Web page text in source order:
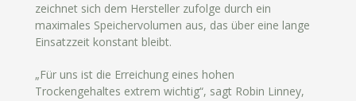
zeichnet sich dem Hersteller zufolge durch ein
maximales Speichervolumen aus, das über eine lange
Einsatzzeit konstant bleibt.
„Für uns ist die Erreichung eines hohen
Trockengehaltes extrem wichtig“, sagt Robin Linney,